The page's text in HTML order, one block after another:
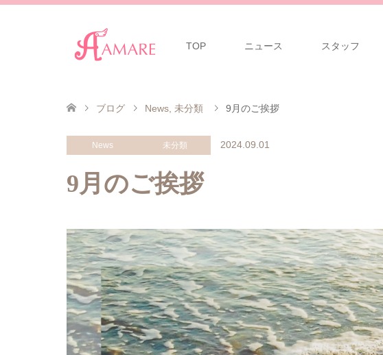
TOP ニュース スタッフ
ブログ News 未分類 9月のご挨拶
News 未分類 2024.09.01
9月のご挨拶